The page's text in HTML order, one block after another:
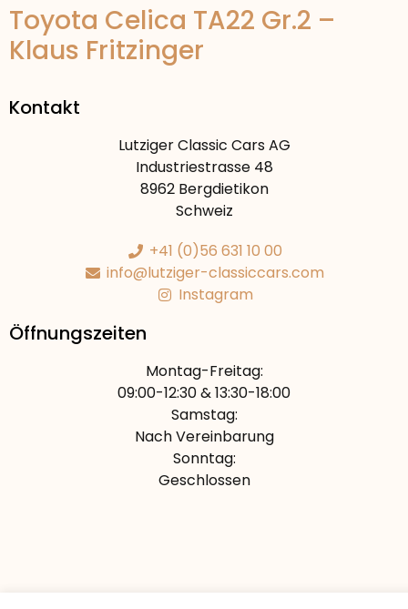
Toyota Celica TA22 Gr.2 –
Klaus Fritzinger
Kontakt
Lutziger Classic Cars AG
Industriestrasse 48
8962 Bergdietikon
Schweiz
+41 (0)56 631 10 00
info@lutziger-classiccars.com
Instagram
Öffnungszeiten
Montag-Freitag:
09:00-12:30 & 13:30-18:00
Samstag:
Nach Vereinbarung
Sonntag:
Geschlossen